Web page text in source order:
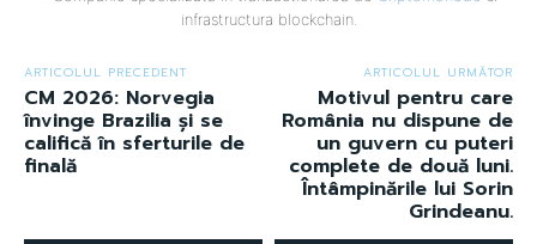
infrastructura blockchain.
ARTICOLUL PRECEDENT
CM 2026: Norvegia
învinge Brazilia și se
califică în sferturile de
finală
ARTICOLUL URMĂTOR
Motivul pentru care
România nu dispune de
un guvern cu puteri
complete de două luni.
Întâmpinările lui Sorin
Grindeanu.